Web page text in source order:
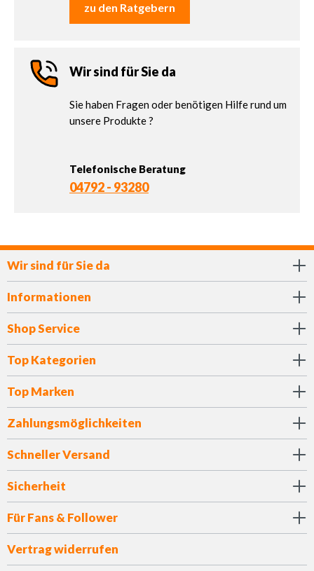
zu den Ratgebern
Wir sind für Sie da
Sie haben Fragen oder benötigen Hilfe rund um
unsere Produkte ?
Telefonische Beratung
04792 - 93280
Wir sind für Sie da
Informationen
Shop Service
Top Kategorien
Top Marken
Zahlungsmöglichkeiten
Schneller Versand
Sicherheit
Für Fans & Follower
Vertrag widerrufen